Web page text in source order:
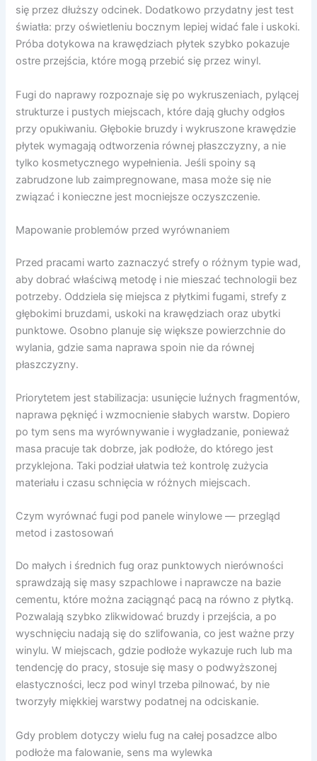
się przez dłuższy odcinek. Dodatkowo przydatny jest test
światła: przy oświetleniu bocznym lepiej widać fale i uskoki.
Próba dotykowa na krawędziach płytek szybko pokazuje
ostre przejścia, które mogą przebić się przez winyl.
Fugi do naprawy rozpoznaje się po wykruszeniach, pylącej
strukturze i pustych miejscach, które dają głuchy odgłos
przy opukiwaniu. Głębokie bruzdy i wykruszone krawędzie
płytek wymagają odtworzenia równej płaszczyzny, a nie
tylko kosmetycznego wypełnienia. Jeśli spoiny są
zabrudzone lub zaimpregnowane, masa może się nie
związać i konieczne jest mocniejsze oczyszczenie.
Mapowanie problemów przed wyrównaniem
Przed pracami warto zaznaczyć strefy o różnym typie wad,
aby dobrać właściwą metodę i nie mieszać technologii bez
potrzeby. Oddziela się miejsca z płytkimi fugami, strefy z
głębokimi bruzdami, uskoki na krawędziach oraz ubytki
punktowe. Osobno planuje się większe powierzchnie do
wylania, gdzie sama naprawa spoin nie da równej
płaszczyzny.
Priorytetem jest stabilizacja: usunięcie luźnych fragmentów,
naprawa pęknięć i wzmocnienie słabych warstw. Dopiero
po tym sens ma wyrównywanie i wygładzanie, ponieważ
masa pracuje tak dobrze, jak podłoże, do którego jest
przyklejona. Taki podział ułatwia też kontrolę zużycia
materiału i czasu schnięcia w różnych miejscach.
Czym wyrównać fugi pod panele winylowe — przegląd
metod i zastosowań
Do małych i średnich fug oraz punktowych nierówności
sprawdzają się masy szpachlowe i naprawcze na bazie
cementu, które można zaciągnąć pacą na równo z płytką.
Pozwalają szybko zlikwidować bruzdy i przejścia, a po
wyschnięciu nadają się do szlifowania, co jest ważne przy
winylu. W miejscach, gdzie podłoże wykazuje ruch lub ma
tendencję do pracy, stosuje się masy o podwyższonej
elastyczności, lecz pod winyl trzeba pilnować, by nie
tworzyły miękkiej warstwy podatnej na odciskanie.
Gdy problem dotyczy wielu fug na całej posadzce albo
podłoże ma falowanie, sens ma wylewka